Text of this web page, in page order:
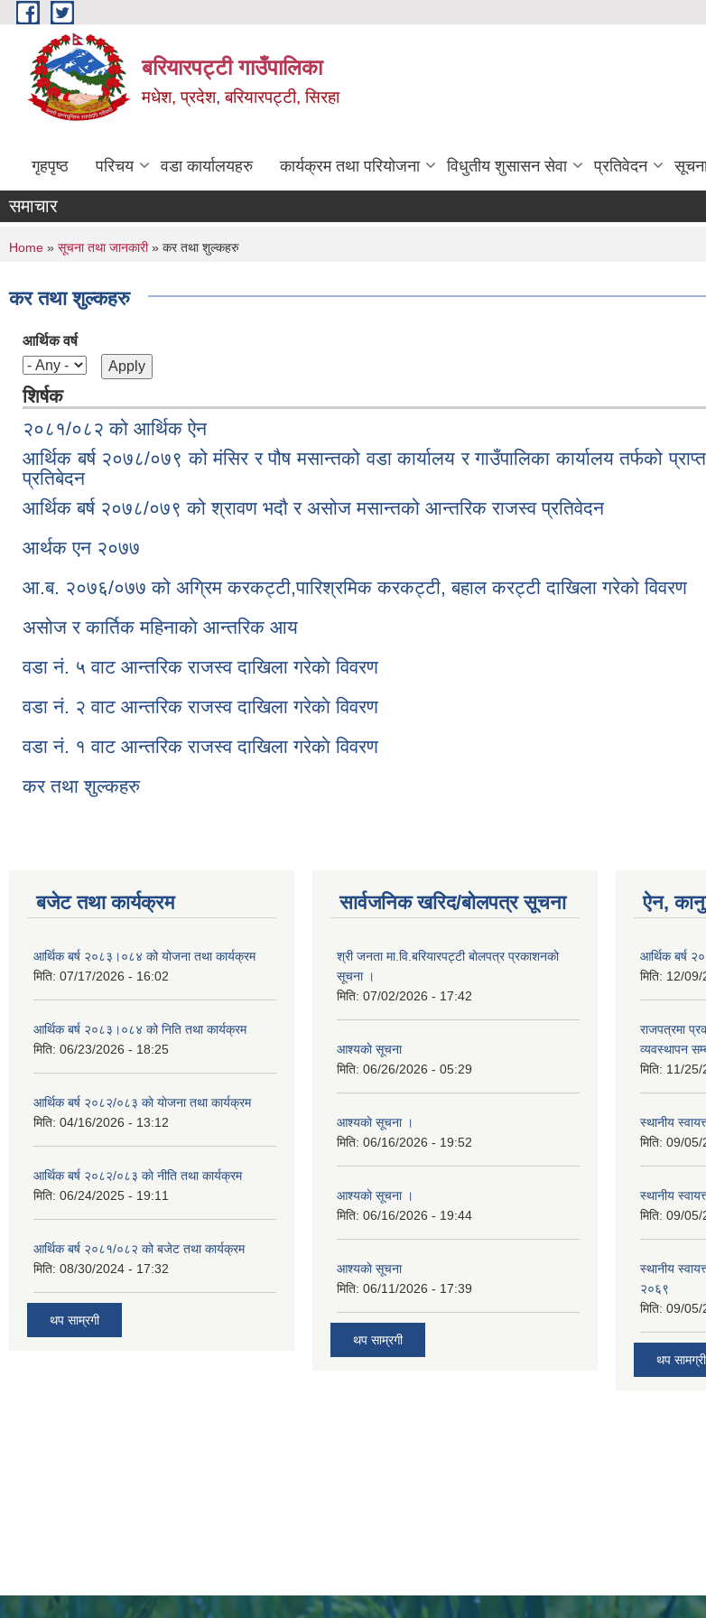
Skip to main content
बरियारपट्टी गाउँपालिका
मधेश, प्रदेश, बरियारपट्टी, सिरहा
गृहपृष्ठ परिचय वडा कार्यालयहरु कार्यक्रम तथा परियोजना विधुतीय शुसासन सेवा प्रतिवेदन
समाचार
You are here
Home » सूचना तथा जानकारी» कर तथा शुल्कहरु
कर तथा शुल्कहरु
आर्थिक वर्ष
शिर्षक
२०८१/०८२ को आर्थिक ए‍ेन
आर्थिक बर्ष २०७८/०७९ को मंसिर र पौष मसान्तको वडा कार्यालय र गाउँपालिका कार्यालय तर्फको
प्रतिबेदन
आर्थिक बर्ष २०७८/०७९ को श्रावण भदौ र असोज मसान्तको आन्तरिक राजस्व प्रतिवेदन
आर्थक एन २०७७
आ.ब. २०७६/०७७ को अग्रिम करकट्टी,पारिश्रमिक करकट्टी, बहाल करट्टी दाखिला गरेको विवरण
असोज र कार्तिक महिनाकाे आन्तरिक आय
वडा नं. ५ वाट आन्तरिक राजस्व दाखिला गरेकाे विवरण
वडा नं. २ वाट आन्तरिक राजस्व दाखिला गरेकाे विवरण
वडा नं. १ वाट आन्तरिक राजस्व दाखिला गरेकाे विवरण
कर तथा शुल्कहरु
बजेट तथा कार्यक्रम
आर्थिक बर्ष २०८३।०८४ को योजना तथा कार्यक्रम
मिति: 07/17/2026 - 16:02
आर्थिक बर्ष २०८३।०८४ को निति तथा कार्यक्रम
मिति: 06/23/2026 - 18:25
आर्थिक बर्ष २०८२/०८३ काे याेजना तथा कार्यक्रम
मिति: 04/16/2026 - 13:12
आर्थिक बर्ष २०८२/०८३ काे नीति तथा कार्यक्रम
मिति: 06/24/2025 - 19:11
आर्थिक बर्ष २०८१/०८२ को बजेट तथा कार्यक्रम
मिति: 08/30/2024 - 17:32
थप साम्रगी
सार्वजनिक खरिद/बोलपत्र सूचना
श्री जनता मा.वि.बरियारपट्टी बाेलपत्र प्रकाशनकाे
सूचना ।
मिति: 07/02/2026 - 17:42
आश्यकाे सूचना
मिति: 06/26/2026 - 05:29
आश्यकाे सूचना ।
मिति: 06/16/2026 - 19:52
आश्यकाे सूचना ।
मिति: 06/16/2026 - 19:44
आश्यकाे सूचना
मिति: 06/11/2026 - 17:39
थप साम्रगी
ऐन,
आर्थिक बर्ष
मिति: 12/09/
राजपत्रमा
व्यवस्थापन
मिति: 11/25/
स्थानीय
मिति: 09/05/
स्थानीय
मिति: 09/05/
स्थानीय
२०६९
मिति: 09/05/
थप सामग्री